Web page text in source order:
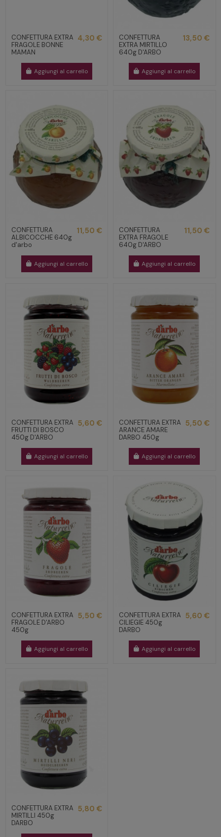
CONFETTURA EXTRA
FRAGOLE BONNE
MAMAN
4,30 €
Aggiungi al carrello
CONFETTURA
EXTRA MIRTILLO
640g D'ARBO
13,50 €
Aggiungi al carrello
CONFETTURA
ALBICOCCHE 640g
d'arbo
11,50 €
Aggiungi al carrello
CONFETTURA
EXTRA FRAGOLE
640g D'ARBO
11,50 €
Aggiungi al carrello
CONFETTURA EXTRA
FRUTTI DI BOSCO
450g D'ARBO
5,60 €
Aggiungi al carrello
CONFETTURA EXTRA
ARANCE AMARE
DARBO 450g
5,50 €
Aggiungi al carrello
CONFETTURA EXTRA
FRAGOLE D'ARBO
450g
5,50 €
Aggiungi al carrello
CONFETTURA EXTRA
CILIEGIE 450g
DARBO
5,60 €
Aggiungi al carrello
CONFETTURA EXTRA
MIRTILLI 450g
DARBO
5,80 €